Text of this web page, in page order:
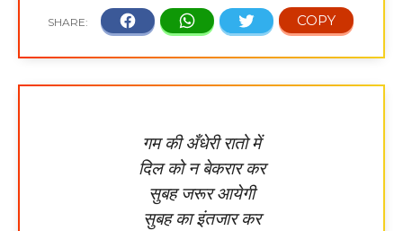
गम की अँधेरी रातो में
दिल को न बेकरार कर
सुबह जरूर आयेगी
सुबह का इंतजार कर